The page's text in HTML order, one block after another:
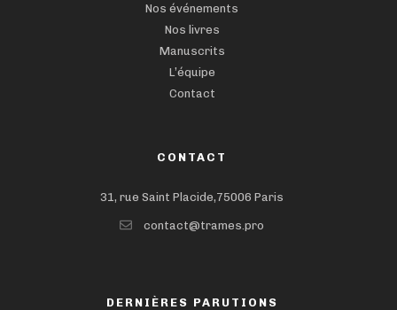
Nos événements
Nos livres
Manuscrits
L’équipe
Contact
CONTACT
31, rue Saint Placide,75006 Paris
contact@trames.pro
DERNIÈRES PARUTIONS